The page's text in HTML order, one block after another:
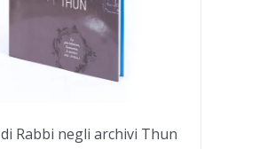
Rabbi negli archivi Thun